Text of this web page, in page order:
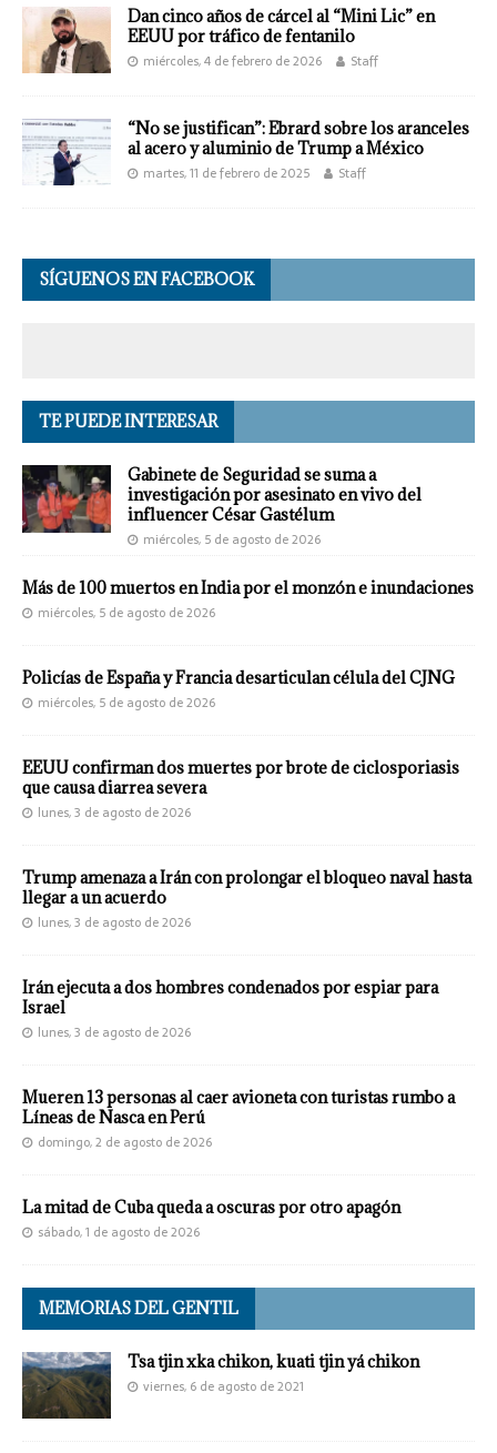
Dan cinco años de cárcel al “Mini Lic” en
EEUU por tráfico de fentanilo
miércoles, 4 de febrero de 2026 Staff
“No se justifican”: Ebrard sobre los aranceles
al acero y aluminio de Trump a México
martes, 11 de febrero de 2025 Staff
SÍGUENOS EN FACEBOOK
TE PUEDE INTERESAR
Gabinete de Seguridad se suma a
investigación por asesinato en vivo del
influencer César Gastélum
miércoles, 5 de agosto de 2026
Más de 100 muertos en India por el monzón e inundaciones
miércoles, 5 de agosto de 2026
Policías de España y Francia desarticulan célula del CJNG
miércoles, 5 de agosto de 2026
EEUU confirman dos muertes por brote de ciclosporiasis
que causa diarrea severa
lunes, 3 de agosto de 2026
Trump amenaza a Irán con prolongar el bloqueo naval hasta
llegar a un acuerdo
lunes, 3 de agosto de 2026
Irán ejecuta a dos hombres condenados por espiar para
Israel
lunes, 3 de agosto de 2026
Mueren 13 personas al caer avioneta con turistas rumbo a
Líneas de Nasca en Perú
domingo, 2 de agosto de 2026
La mitad de Cuba queda a oscuras por otro apagón
sábado, 1 de agosto de 2026
MEMORIAS DEL GENTIL
Tsa tjin xka chikon, kuati tjin yá chikon
viernes, 6 de agosto de 2021